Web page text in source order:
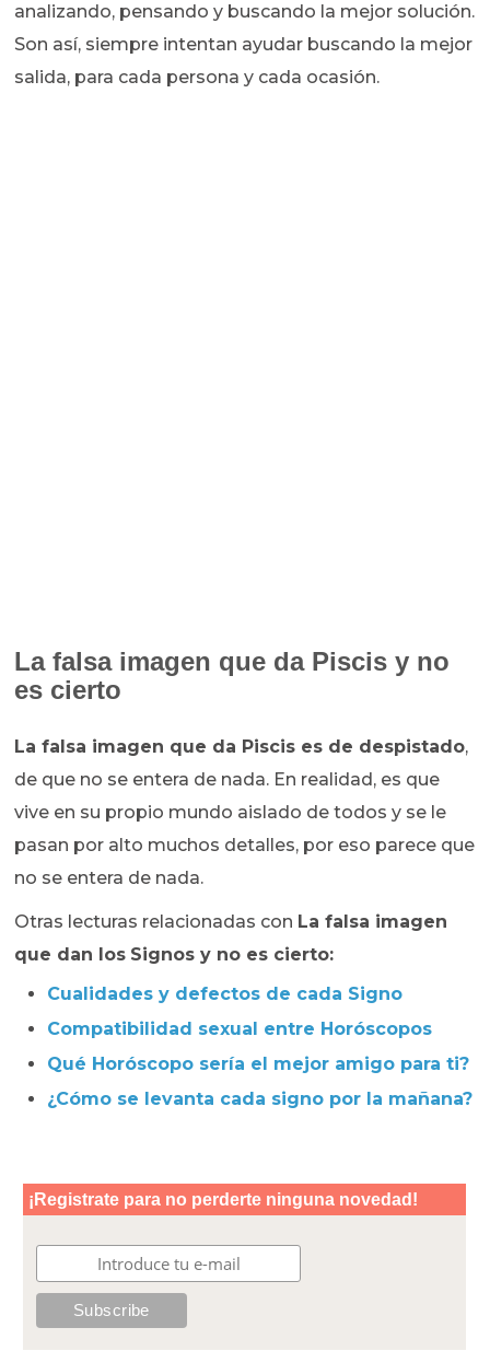
analizando, pensando y buscando la mejor solución.
Son así, siempre intentan ayudar buscando la mejor
salida, para cada persona y cada ocasión.
La falsa imagen que da Piscis y no
es cierto
La falsa imagen que da Piscis es de despistado,
de que no se entera de nada. En realidad, es que
vive en su propio mundo aislado de todos y se le
pasan por alto muchos detalles, por eso parece que
no se entera de nada.
Otras lecturas relacionadas con La falsa imagen
que dan los Signos y no es cierto:
Cualidades y defectos de cada Signo
Compatibilidad sexual entre Horóscopos
Qué Horóscopo sería el mejor amigo para ti?
¿Cómo se levanta cada signo por la mañana?